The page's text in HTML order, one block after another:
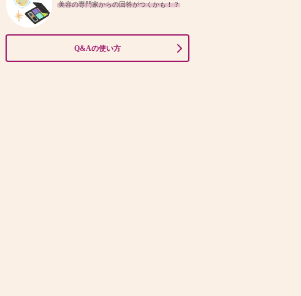
美容の専門家からの回答がつくかも！？
Q&Aの使い方